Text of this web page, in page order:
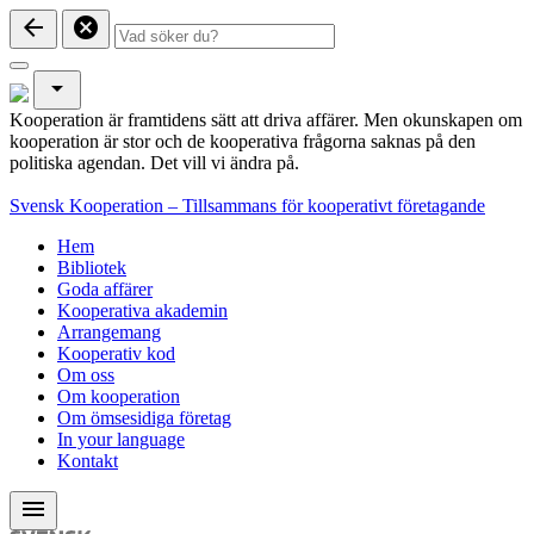
arrow_back cancel
arrow_drop_down
Kooperation är framtidens sätt att driva affärer. Men okunskapen om
kooperation är stor och de kooperativa frågorna saknas på den
politiska agendan. Det vill vi ändra på.
Svensk Kooperation – Tillsammans för kooperativt företagande
Hem
Bibliotek
Goda affärer
Kooperativa akademin
Arrangemang
Kooperativ kod
Om oss
Om kooperation
Om ömsesidiga företag
In your language
Kontakt
menu